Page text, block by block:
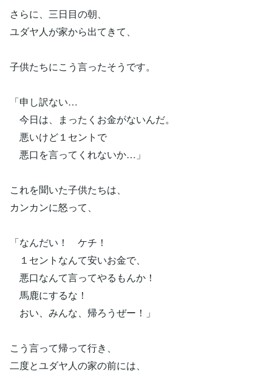
さらに、三日目の朝、
ユダヤ人が家から出てきて、
子供たちにこう言ったそうです。
「申し訳ない…
今日は、まったくお金がないんだ。
悪いけど１セントで
悪口を言ってくれないか…」
これを聞いた子供たちは、
カンカンに怒って、
「なんだい！ ケチ！
１セントなんて安いお金で、
悪口なんて言ってやるもんか！
馬鹿にするな！
おい、みんな、帰ろうぜー！」
こう言って帰って行き、
二度とユダヤ人の家の前には、